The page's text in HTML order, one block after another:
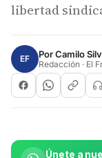
libertad
EF PorCamilo
Redacción · El
Únete a